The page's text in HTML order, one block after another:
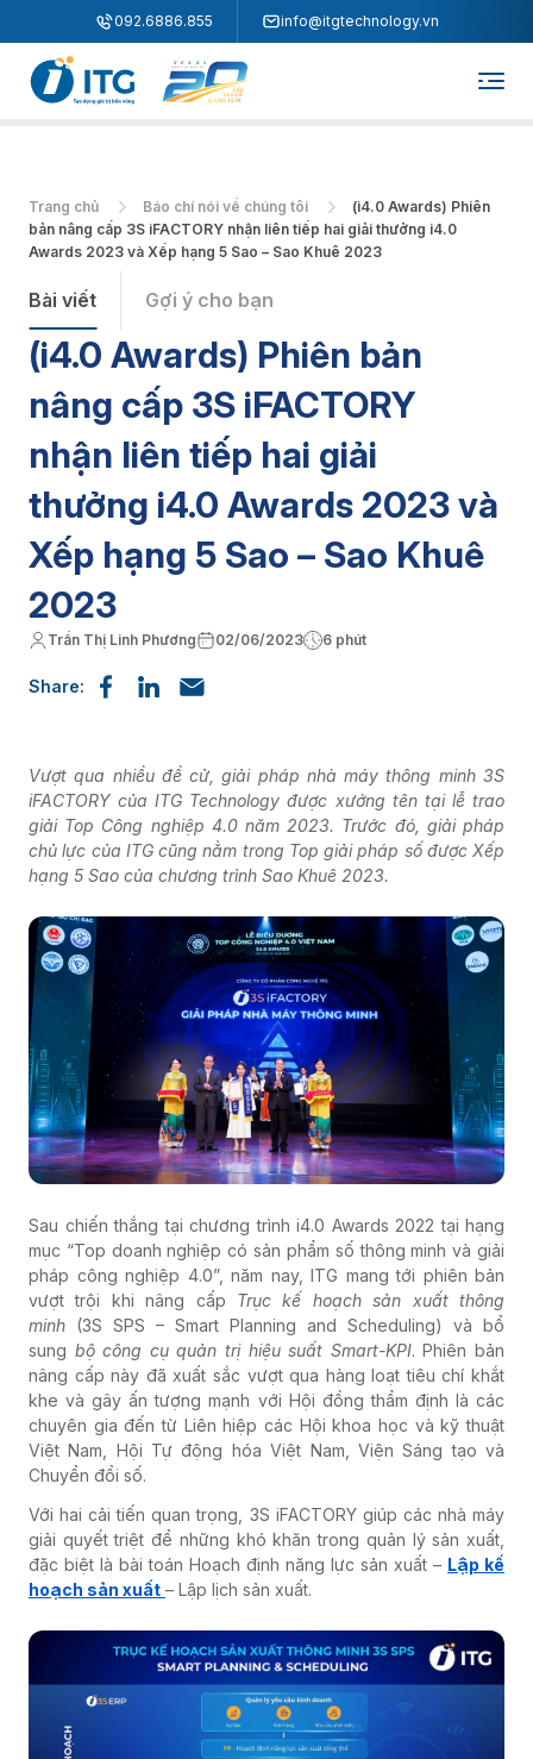
092.6886.855 info@itgtechnology.vn
Trang chủ Báo chí nói về chúng tôi
(i4.0 Awards) Phiên
bản nâng cấp 3S iFACTORY nhận liên tiếp hai giải thưởng i4.0
Awards 2023 và Xếp hạng 5 Sao – Sao Khuê 2023
Bài viết Gợi ý cho bạn
(i4.0 Awards) Phiên bản
nâng cấp 3S iFACTORY
nhận liên tiếp hai giải
thưởng i4.0 Awards 2023 và
Xếp hạng 5 Sao – Sao Khuê
2023
Trần Thị Linh Phương 02/06/2023 6 phút
Share:
Vượt qua nhiều đề cử, giải pháp nhà máy thông minh 3S
iFACTORY của ITG Technology được xướng tên tại lễ trao
giải Top Công nghiệp 4.0 năm 2023. Trước đó, giải pháp
chủ lực của ITG cũng nằm trong Top giải pháp số được Xếp
hạng 5 Sao của chương trình Sao Khuê 2023.
Sau chiến thắng tại chương trình i4.0 Awards 2022 tại hạng
mục “Top doanh nghiệp có sản phẩm số thông minh và giải
pháp công nghiệp 4.0”, năm nay, ITG mang tới phiên bản
vượt trội khi nâng cấp Trục kế hoạch sản xuất thông
minh (3S SPS – Smart Planning and Scheduling) và bổ
sung bộ công cụ quản trị hiệu suất Smart-KPI. Phiên bản
nâng cấp này đã xuất sắc vượt qua hàng loạt tiêu chí khắt
khe và gây ấn tượng mạnh với Hội đồng thẩm định là các
chuyên gia đến từ Liên hiệp các Hội khoa học và kỹ thuật
Việt Nam, Hội Tự động hóa Việt Nam, Viện Sáng tạo và
Chuyển đổi số.
Với hai cải tiến quan trọng, 3S iFACTORY giúp các nhà máy
giải quyết triệt để những khó khăn trong quản lý sản xuất,
đặc biệt là bài toán Hoạch định năng lực sản xuất – Lập kế
hoạch sản xuất – Lập lịch sản xuất.